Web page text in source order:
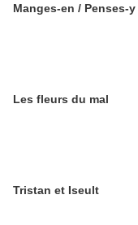
Manges-en / Penses-y
Les fleurs du mal
Tristan et Iseult